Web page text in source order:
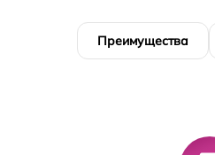
Преимущества